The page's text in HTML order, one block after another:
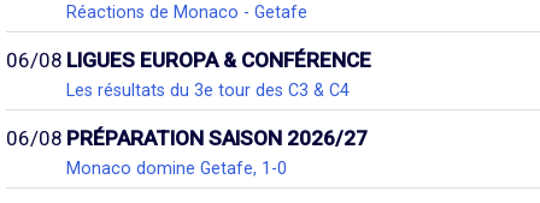
Réactions de Monaco - Getafe
06/08 LIGUES EUROPA & CONFÉRENCE
Les résultats du 3e tour des C3 & C4
06/08 PRÉPARATION SAISON 2026/27
Monaco domine Getafe, 1-0